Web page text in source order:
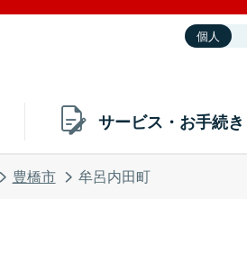
個人
サービス・お手続き
豊橋市 牟呂内田町